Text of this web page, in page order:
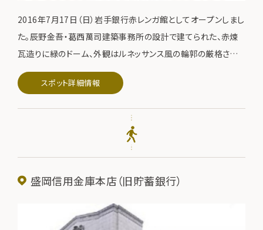
2016年7月17日（日）岩手銀行赤レンガ館としてオープンしまし
た。辰野金吾・葛西萬司建築事務所の設計で建てられた、赤煉
瓦造りに緑のドーム、外観はルネッサンス風の輪郭の厳格さを
表した旧盛岡銀行。市街地の中心部に位置し、中津川と中の橋
と一体となって盛岡の代表的な景観を形成しているます。明治
スポット詳細情報
盛岡信用金庫本店（旧貯蓄銀行）